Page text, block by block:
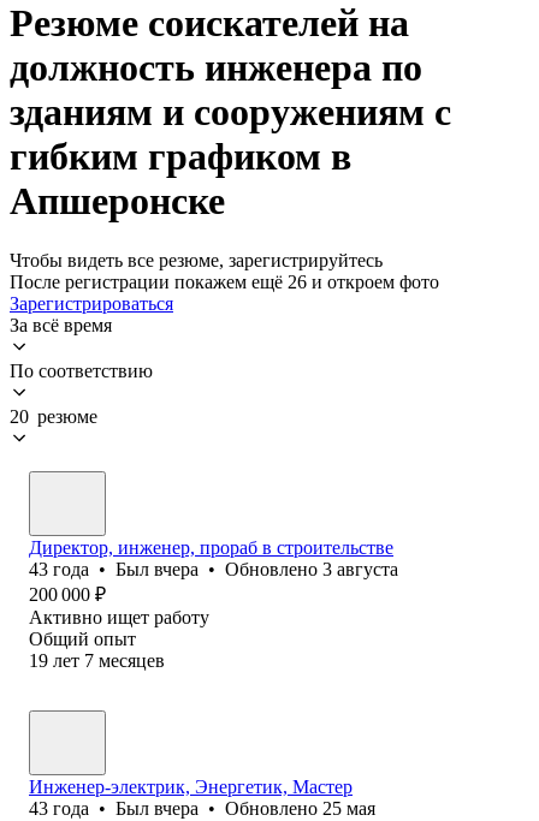
Резюме соискателей на
должность инженера по
зданиям и сооружениям с
гибким графиком в
Апшеронске
Чтобы видеть все резюме, зарегистрируйтесь
После регистрации покажем ещё 26 и откроем фото
Зарегистрироваться
За всё время
По соответствию
20 резюме
Директор, инженер, прораб в строительстве
43 года • Был вчера • Обновлено 3 августа
200 000 ₽
Активно ищет работу
Общий опыт
19 лет 7 месяцев
Инженер-электрик, Энергетик, Мастер
43 года • Был вчера • Обновлено 25 мая